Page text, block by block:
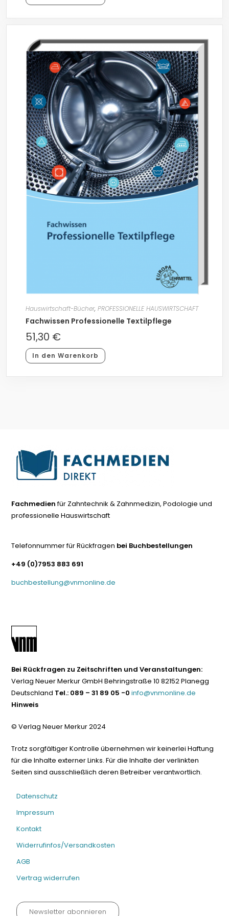
Hauswirtschaft-Bücher, PROFESSIONELLE HAUSWIRTSCHAFT
Fachwissen Professionelle Textilpflege
51,30 €
In den Warenkorb
Fachmedienfür Zahntechnik & Zahnmedizin, Podologie und
professionelle Hauswirtschaft
Telefonnummer für Rückfragen bei Buchbestellungen
+49 (0)7953 883 691
buchbestellung@vnmonline.de
Bei Rückfragen zu Zeitschriften und Veranstaltungen:
Verlag Neuer Merkur GmbH Behringstraße 10 82152 Planegg
Deutschland Tel.: 089 – 31 89 05 -0 info@vnmonline.de
Hinweis
© Verlag Neuer Merkur 2024
Trotz sorgfältiger Kontrolle übernehmen wir keinerlei Haftung
für die Inhalte externer Links. Für die Inhalte der verlinkten
Seiten sind ausschließlich deren Betreiber verantwortlich.
Datenschutz
Impressum
Kontakt
Widerrufinfos/Versandkosten
AGB
Vertrag widerrufen
Newsletter abonnieren